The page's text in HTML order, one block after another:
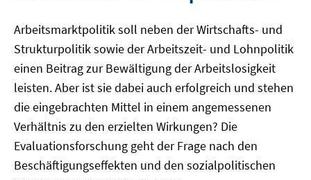
Arbeitsmarktpolitik soll neben der Wirtschafts- und
Strukturpolitik sowie der Arbeitszeit- und Lohnpolitik
einen Beitrag zur Bewältigung der Arbeitslosigkeit
leisten. Aber ist sie dabei auch erfolgreich und stehen
die eingebrachten Mittel in einem angemessenen
Verhältnis zu den erzielten Wirkungen? Die
Evaluationsforschung geht der Frage nach den
Beschäftigungseffekten und den sozialpolitischen